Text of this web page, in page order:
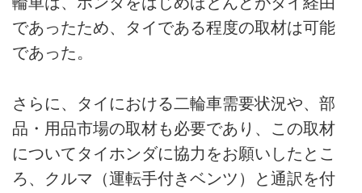
であったため、タイである程度の取材は可能
であった。
さらに、タイにおける二輪車需要状況や、部
品・用品市場の取材も必要であり、この取材
についてタイホンダに協力をお願いしたとこ
ろ、クルマ（運転手付きベンツ）と通訳を付